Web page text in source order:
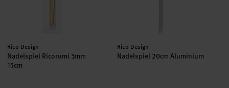
Hersteller:
Rico Design
Nadelspiel Ricorumi 3mm
15cm
Hersteller:
Rico Design
Nadelspiel 20cm Aluminium